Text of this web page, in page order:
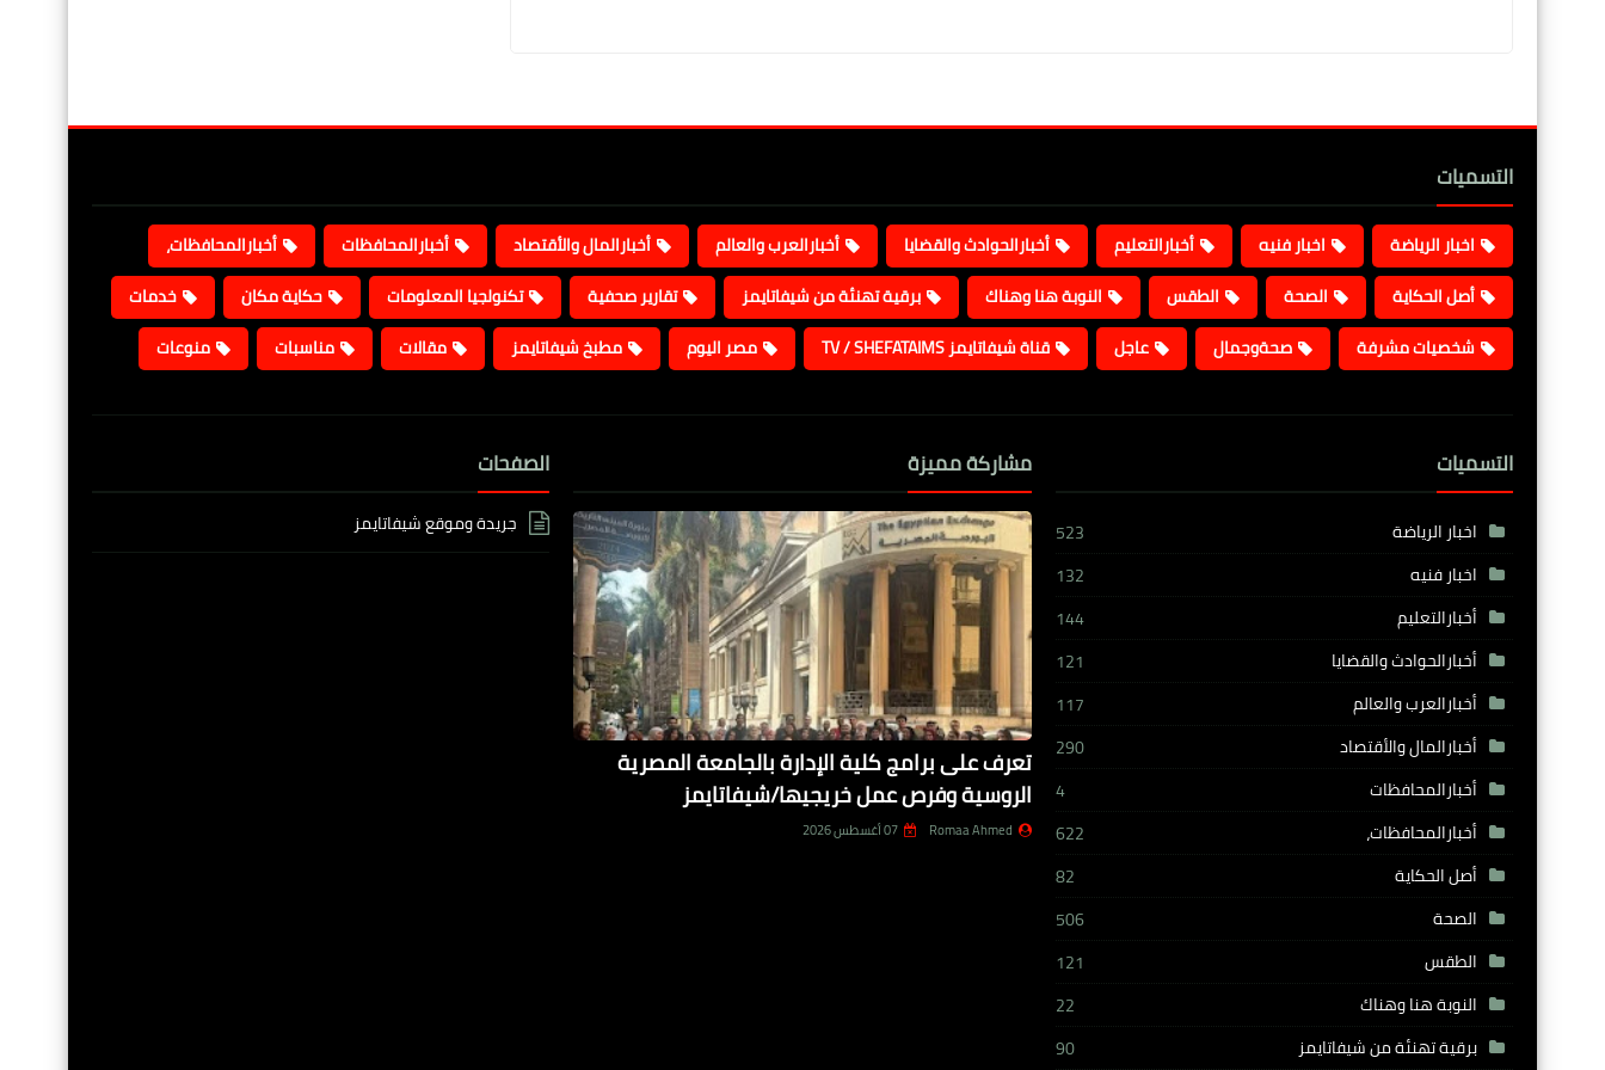
التسميات
اخبار الرياضة اخبار فنيه أخبارالتعليم أخبارالحوادث والقضايا أخبارالعرب والعالم أخبارالمال والأقتصاد أخبارالمحافظات
أخبارالمحافظات،
أصل الحكاية
الصحة الطقس النوبة هنا وهناك برقية تهنئة من شيفاتايمز تقارير صحفية تكنولجيا المعلومات حكاية مكان
خدمات
شخصيات مشرفة
صحةوجمال عاجل قناة شيفاتايمز TV / SHEFATAIMS مصر اليوم مطبخ شيفاتايمز مقالات مناسبات منوعات
التسميات
اخبار الرياضة
523
اخبار فنيه
132
أخبارالتعليم
144
أخبارالحوادث والقضايا
121
أخبارالعرب والعالم
117
أخبارالمال والأقتصاد
290
أخبارالمحافظات
4
أخبارالمحافظات،
622
أصل الحكاية
82
الصحة
506
الطقس
121
النوبة هنا وهناك
22
برقية تهنئة من شيفاتايمز
90
مشاركة مميزة
تعرف على برامج كلية الإدارة بالجامعة المصرية
الروسية وفرص عمل خريجيها/شيفاتايمز
Romaa Ahmed 07 أغسطس 2026
الصفحات
جريدة وموقع شيفاتايمز